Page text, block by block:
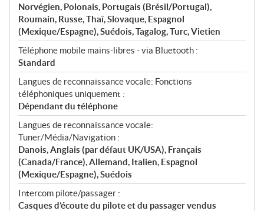
Norvégien, Polonais, Portugais (Brésil/Portugal),
Roumain, Russe, Thaï, Slovaque, Espagnol
(Mexique/Espagne), Suédois, Tagalog, Turc, Vietien
Téléphone mobile mains-libres - via Bluetooth :
Standard
Langues de reconnaissance vocale: Fonctions
téléphoniques uniquement :
Dépendant du téléphone
Langues de reconnaissance vocale:
Tuner/Média/Navigation :
Danois, Anglais (par défaut UK/USA), Français
(Canada/France), Allemand, Italien, Espagnol
(Mexique/Espagne), Suédois
Intercom pilote/passager :
Casques d’écoute du pilote et du passager vendus